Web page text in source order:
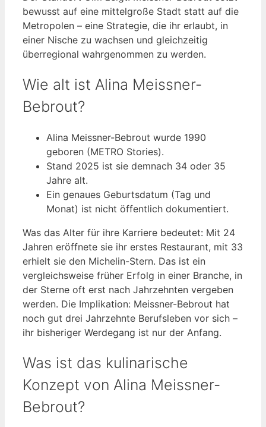
bewusst auf eine mittelgroße Stadt statt auf die
Metropolen – eine Strategie, die ihr erlaubt, in
einer Nische zu wachsen und gleichzeitig
überregional wahrgenommen zu werden.
Wie alt ist Alina Meissner-
Bebrout?
Alina Meissner-Bebrout wurde 1990
geboren (METRO Stories).
Stand 2025 ist sie demnach 34 oder 35
Jahre alt.
Ein genaues Geburtsdatum (Tag und
Monat) ist nicht öffentlich dokumentiert.
Was das Alter für ihre Karriere bedeutet: Mit 24
Jahren eröffnete sie ihr erstes Restaurant, mit 33
erhielt sie den Michelin-Stern. Das ist ein
vergleichsweise früher Erfolg in einer Branche, in
der Sterne oft erst nach Jahrzehnten vergeben
werden. Die Implikation: Meissner-Bebrout hat
noch gut drei Jahrzehnte Berufsleben vor sich –
ihr bisheriger Werdegang ist nur der Anfang.
Was ist das kulinarische
Konzept von Alina Meissner-
Bebrout?